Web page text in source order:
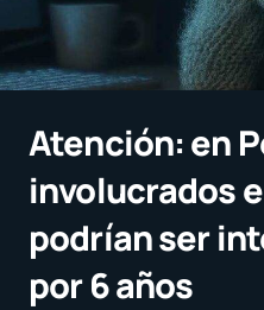
Atención: en
involucrados
podrían ser
por 6 años